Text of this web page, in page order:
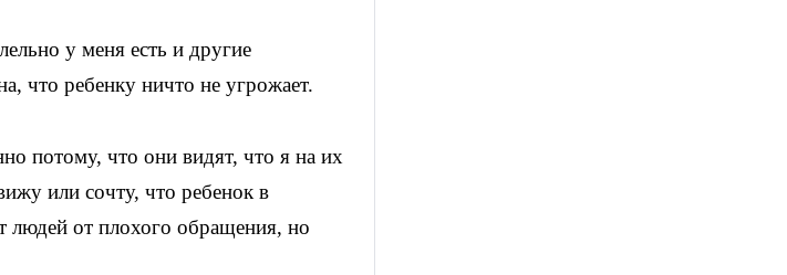
у меня есть и другие
что ребенку ничто не угрожает.
потому, что они видят, что я на их
или сочту, что ребенок в
людей от плохого обращения, но